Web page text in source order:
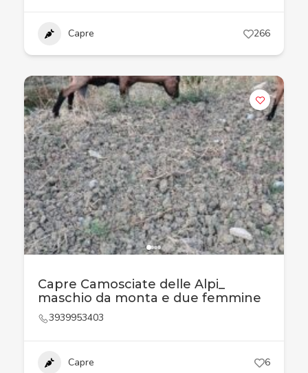
Capre 266
Capre Camosciate delle Alpi_
maschio da monta e due femmine
3939953403
Capre 6